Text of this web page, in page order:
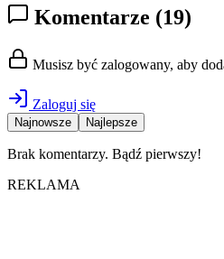
Komentarze (19)
Musisz być zalogowany, aby
Zaloguj się
Najnowsze Najlepsze
Brak komentarzy. Bądź pierwszy!
REKLAMA